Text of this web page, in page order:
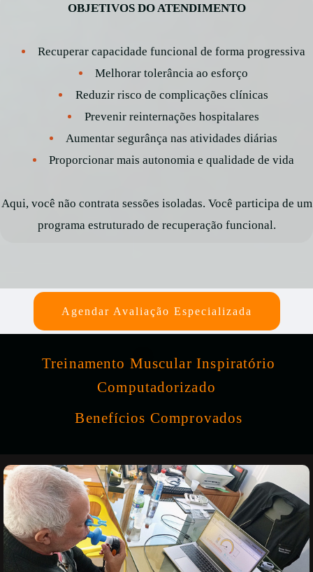
OBJETIVOS DO ATENDIMENTO
Recuperar capacidade funcional de forma progressiva
Melhorar tolerância ao esforço
Reduzir risco de complicações clínicas
Prevenir reinternações hospitalares
Aumentar segurânça nas atividades diárias
Proporcionar mais autonomia e qualidade de vida
Aqui, você não contrata sessões isoladas. Você participa de um
programa estruturado de recuperação funcional.
Agendar Avaliação Especializada
Treinamento Muscular Inspiratório
Computadorizado
Benefícios Comprovados